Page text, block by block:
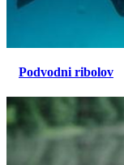
Podvodni ribolov